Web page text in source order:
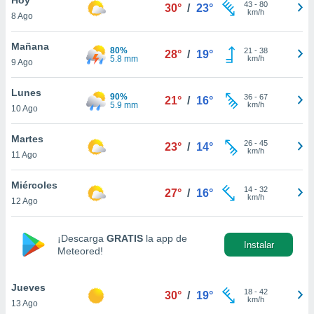
y
en
más
de
cookies
aceptar
8 Ago
30° / 23° 43- 80
km/h
Mañana
9 Ago
80%
5.8 mm
28° / 19° 21 - 38
km/h
Lunes
10 Ago
90%
5.9 mm
21° / 16° 36- 67
km/h
Martes
11 Ago
23° / 14° 26- 45
km/h
Miércoles
12 Ago
27° / 16° 14- 32
km/h
¡Descarga GRATIS la app de
Meteored!
Instalar
Jueves
13 Ago
30° / 19° 18- 42
km/h